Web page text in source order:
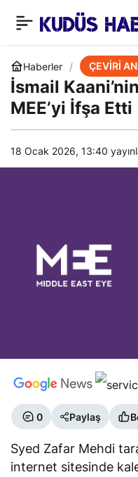
Haberler ÇEVİRİ
İsmail
MEE’yi İfşa Etti
18 Ocak 2026, 13:40
0 Paylaş
Syed Zafar Mehdi
internet sitesinde
İran’ın Bir Sonraki Hedefi
ABD Üsleri Mi Olacak?